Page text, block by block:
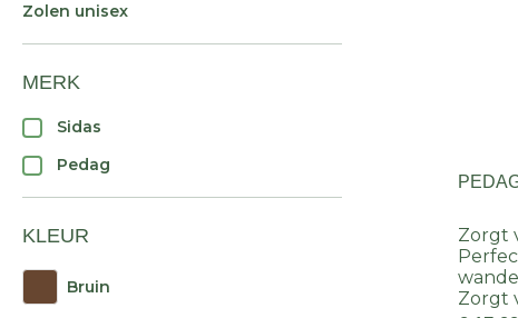
Zolen unisex
MERK
Sidas
Pedag
KLEUR
Bruin
Zorgt
Zorgt